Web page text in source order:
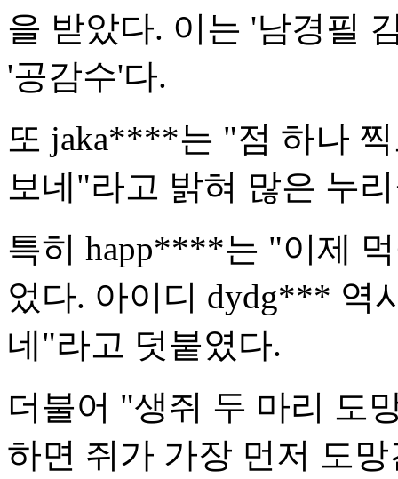
을 받았다. 이는 '남경필
'공감수'다.
또 jaka****는 "점 하나
보네"라고 밝혀 많은 누
특히 happ****는 "이제
었다. 아이디 dydg*** 역
네"라고 덧붙였다.
더불어 "생쥐 두 마리 도
하면 쥐가 가장 먼저 도